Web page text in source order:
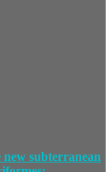
subterranean